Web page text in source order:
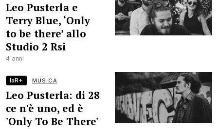
Leo Pusterla e
Terry Blue, ‘Only
to be there’ allo
Studio 2 Rsi
4 anni
laR+ MUSICA
Leo Pusterla: di 28
ce n'è uno, ed è
'Only To Be There'